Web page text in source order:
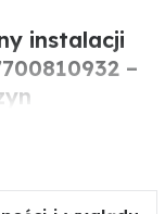
instalacji
–